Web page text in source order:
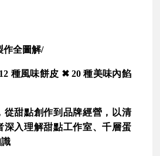
作全圖解/
12 種風味餅皮 ✖ 20種美味內餡
從甜點創作到品牌經營，以清
深入理解甜點工作室、千層蛋